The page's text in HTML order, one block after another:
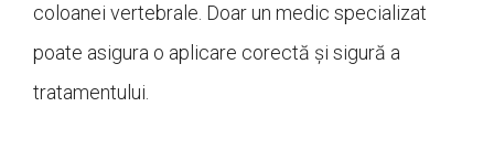
coloanei vertebrale. Doar un medic specializat
poate asigura o aplicare corectă și sigură a
tratamentului.